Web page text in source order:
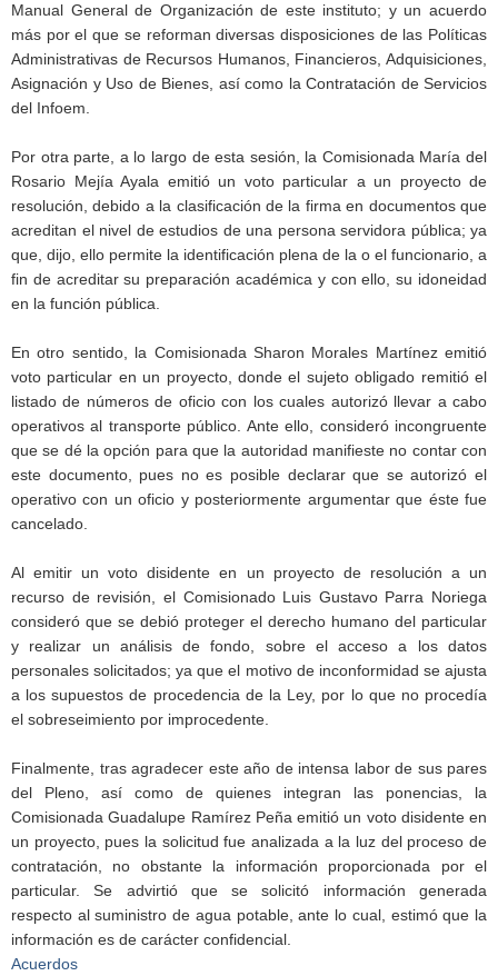
Manual General de Organización de este instituto; y un acuerdo
más por el que se reforman diversas disposiciones de las Políticas
Administrativas de Recursos Humanos, Financieros, Adquisiciones,
Asignación y Uso de Bienes, así como la Contratación de Servicios
del Infoem.
Por otra parte, a lo largo de esta sesión, la Comisionada María del
Rosario Mejía Ayala emitió un voto particular a un proyecto de
resolución, debido a la clasificación de la firma en documentos que
acreditan el nivel de estudios de una persona servidora pública; ya
que, dijo, ello permite la identificación plena de la o el funcionario, a
fin de acreditar su preparación académica y con ello, su idoneidad
en la función pública.
En otro sentido, la Comisionada Sharon Morales Martínez emitió
voto particular en un proyecto, donde el sujeto obligado remitió el
listado de números de oficio con los cuales autorizó llevar a cabo
operativos al transporte público. Ante ello, consideró incongruente
que se dé la opción para que la autoridad manifieste no contar con
este documento, pues no es posible declarar que se autorizó el
operativo con un oficio y posteriormente argumentar que éste fue
cancelado.
Al emitir un voto disidente en un proyecto de resolución a un
recurso de revisión, el Comisionado Luis Gustavo Parra Noriega
consideró que se debió proteger el derecho humano del particular
y realizar un análisis de fondo, sobre el acceso a los datos
personales solicitados; ya que el motivo de inconformidad se ajusta
a los supuestos de procedencia de la Ley, por lo que no procedía
el sobreseimiento por improcedente.
Finalmente, tras agradecer este año de intensa labor de sus pares
del Pleno, así como de quienes integran las ponencias, la
Comisionada Guadalupe Ramírez Peña emitió un voto disidente en
un proyecto, pues la solicitud fue analizada a la luz del proceso de
contratación, no obstante la información proporcionada por el
particular. Se advirtió que se solicitó información generada
respecto al suministro de agua potable, ante lo cual, estimó que la
información es de carácter confidencial.
Acuerdos